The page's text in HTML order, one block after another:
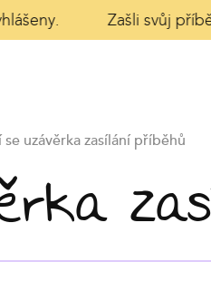
Zašli svůj
se uzávěrka zasílání příběhů